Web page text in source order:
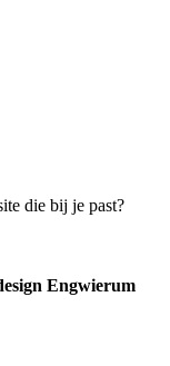
die bij je past?
Engwierum